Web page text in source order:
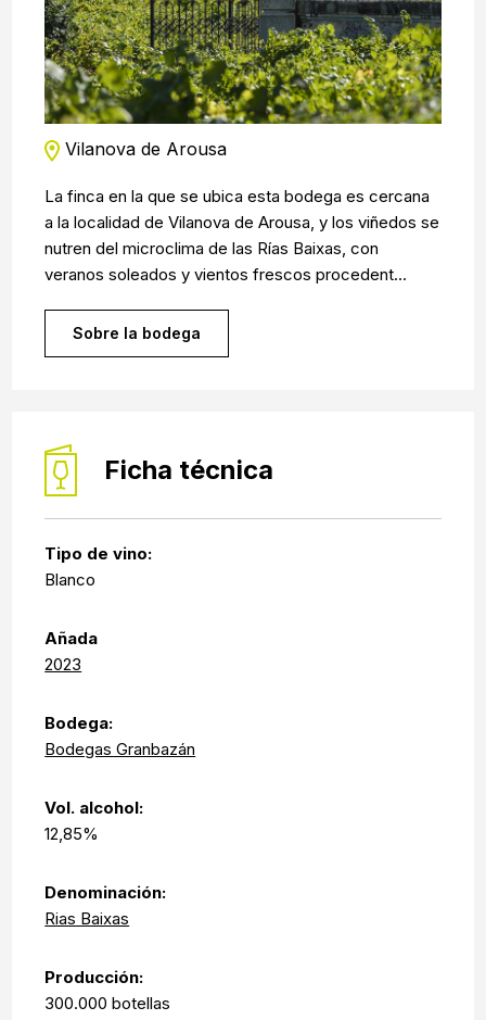
Vilanova de Arousa
La finca en la que se ubica esta bodega es cercana
a la localidad de Vilanova de Arousa, y los viñedos se
nutren del microclima de las Rías Baixas, con
veranos soleados y vientos frescos procedent...
Sobre la bodega
Ficha técnica
Tipo de vino:
Blanco
Añada
2023
Bodega:
Bodegas Granbazán
Vol. alcohol:
12,85%
Denominación:
Rias Baixas
Producción:
300.000 botellas